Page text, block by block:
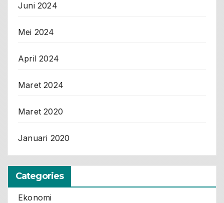
Juni 2024
Mei 2024
April 2024
Maret 2024
Maret 2020
Januari 2020
Categories
Ekonomi